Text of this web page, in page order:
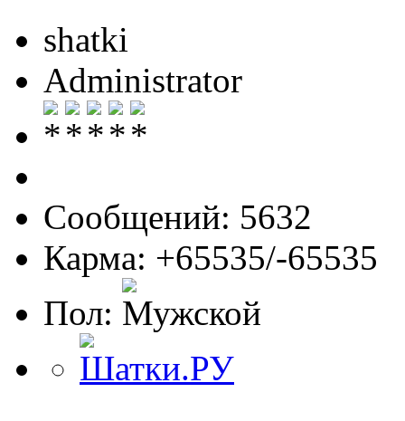
shatki
Administrator
Сообщений: 5632
Карма: +65535/-65535
Пол: